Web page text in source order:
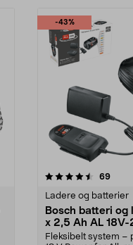
-43%
69
Ladere og batterier
Bosch batteri og
x 2,5 Ah AL
Fleksibelt system –
4.5av 5